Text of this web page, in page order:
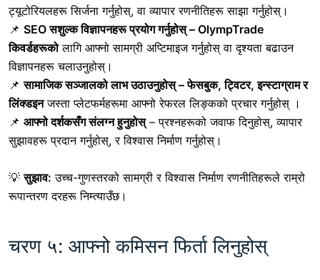
ट्यूटोरियलहरू सिर्जना गर्नुहोस्, वा व्यापार रणनीतिहरू साझा गर्नुहोस्।
📌 SEO सशुल्क विज्ञापनहरू प्रयोग गर्नुहोस् – OlympTrade
किवर्डहरूकोलागि आफ्नो सामग्री अप्टिमाइज गर्नुहोस्वा दृश्यता बढाउन
विज्ञापनहरू चलाउनुहोस्।
📌सामाजिक सञ्जालको लाभ उठाउनुहोस् –फेसबुक, ट्विटर, इन्स्टाग्राम र
लिंक्डइनजस्ता प्लेटफर्महरूमा आफ्नो रेफरल लिङ्कको प्रचार गर्नुहोस् ।
📌 आफ्नो दर्शकसँग संलग्न हुनुहोस्– प्रश्नहरूको जवाफ दिनुहोस्, व्यापार
सुझावहरू प्रदान गर्नुहोस्, र विश्वास निर्माण गर्नुहोस्।
💡सुझाव: उच्च-गुणस्तरको सामग्री र विश्वास निर्माण रणनीतिहरूले राम्रो
रूपान्तरण दरहरू निम्त्याउँछ।
चरण ५: आफ्नो कमिसन फिर्ता लिनुहोस्